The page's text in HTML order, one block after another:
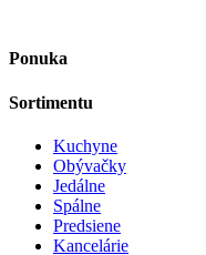
Ponuka
Sortimentu
Kuchyne
Obývačky
Jedálne
Spálne
Predsiene
Kancelárie